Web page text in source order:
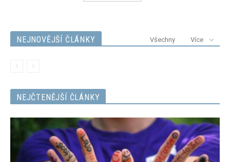
NEJNOVĚJŠÍ ČLÁNKY Všechny Více
NEJČTENĚJŠÍ ČLÁNKY